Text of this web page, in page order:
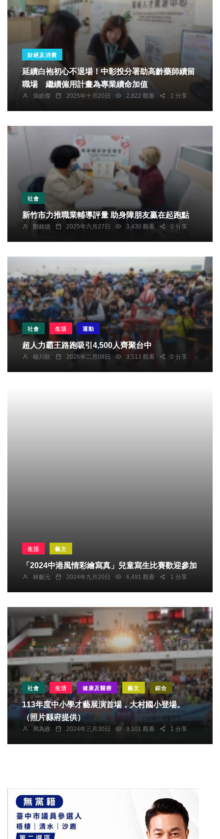
財經及消費
延續白袍初心不退場！中彰投分署助高齡藥師續留
職場 繼續僱用計畫為專業續命加值
張皓傑 2025年十月20日 2,822 觀看 1 分享
社會
新竹市力推職業輔導評量 助身障朋友贏在起跑點
鄭銘德 2025年六月27日 3,430 觀看 0 分享
社會 生活 運動
超人力霸王路跑吸引4,500人齊聚台中
楊川欽 2026年二月08日 3,513 觀看 0 分享
生活 藝文
「2024中港風情彩繪寫真」兒童寫生比賽歡迎參加
林獻元 2024年九月20日 6,491 觀看 1 分享
社會 生活 健康及醫療 藝文 綜合
113年度中小學才藝展演首場，大村國小登場。
（照片縣府提供）
周為政 2024年三月30日 9,101 觀看 1 分享